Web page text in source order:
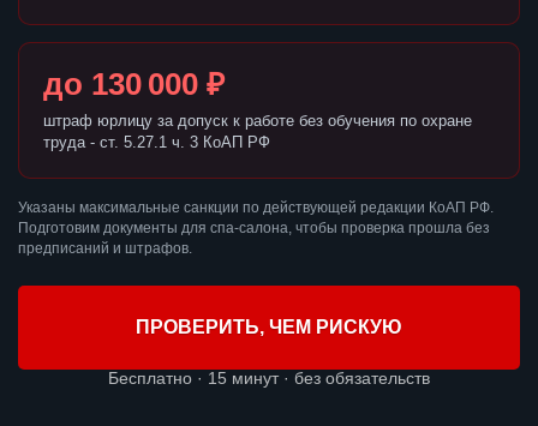
до 130 000 ₽
штраф юрлицу за допуск к работе без обучения по охране
труда - ст. 5.27.1 ч. 3 КоАП РФ
Указаны максимальные санкции по действующей редакции КоАП РФ.
Подготовим документы для спа-салона, чтобы проверка прошла без
предписаний и штрафов.
ПРОВЕРИТЬ, ЧЕМ РИСКУЮ
Бесплатно · 15 минут · без обязательств